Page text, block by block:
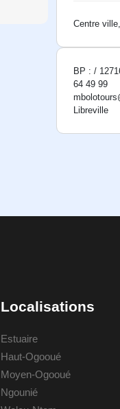
Centre
BP : /
64 49 99
Libreville
Localisations
Estuaire
Haut-Ogooué
Moyen-Ogooué
Ngounié